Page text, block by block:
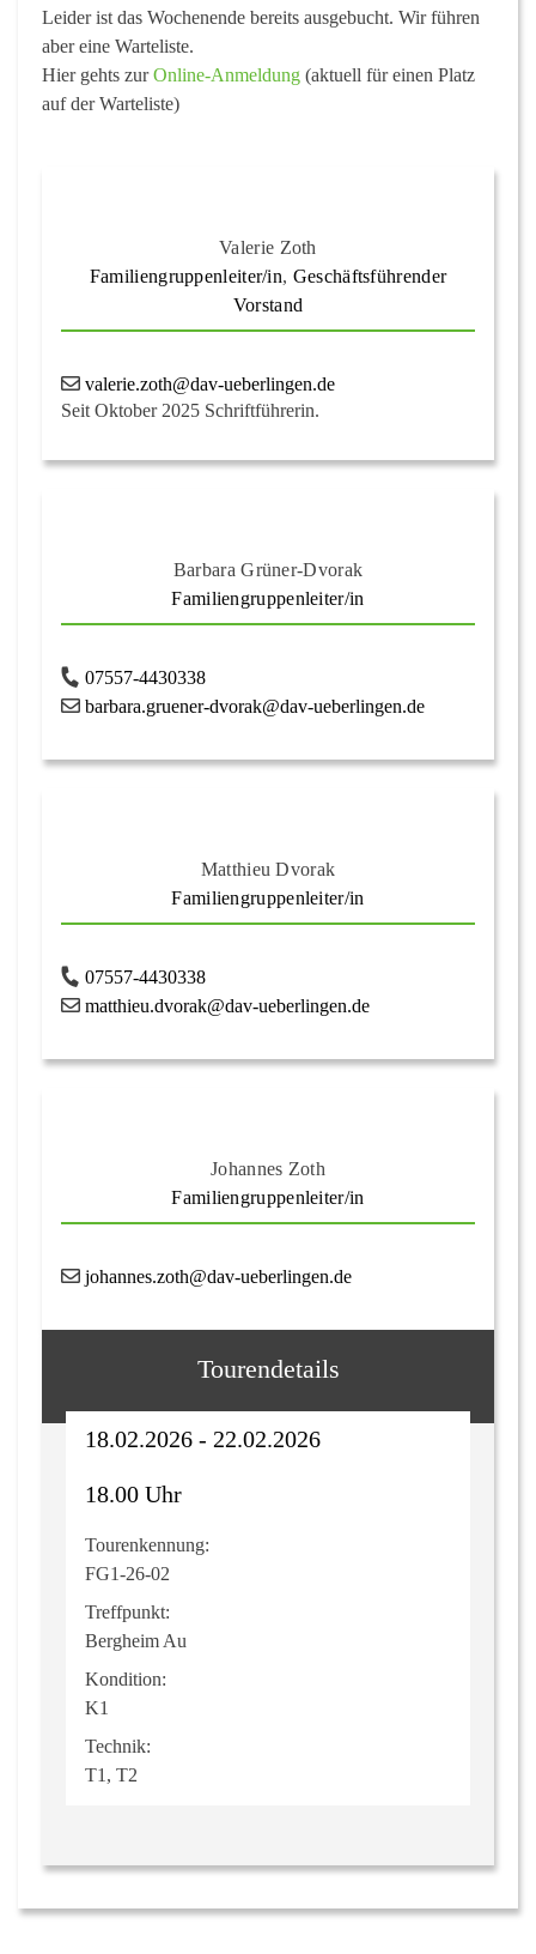
Leider ist das Wochenende bereits ausgebucht. Wir führen
aber eine Warteliste.
Hier gehts zurOnline-Anmeldung (aktuell für einen Platz
auf der Warteliste)
Valerie Zoth
Familiengruppenleiter/in, Geschäftsführender
Vorstand
valerie.zoth@dav-ueberlingen.de
Seit Oktober 2025 Schriftführerin.
Barbara Grüner-Dvorak
Familiengruppenleiter/in
07557-4430338
barbara.gruener-dvorak@dav-ueberlingen.de
Matthieu Dvorak
Familiengruppenleiter/in
07557-4430338
matthieu.dvorak@dav-ueberlingen.de
Johannes Zoth
Familiengruppenleiter/in
johannes.zoth@dav-ueberlingen.de
Tourendetails
18.02.2026 - 22.02.2026
18.00 Uhr
Tourenkennung:
FG1-26-02
Treffpunkt:
Bergheim Au
Kondition:
K1
Technik:
T1, T2